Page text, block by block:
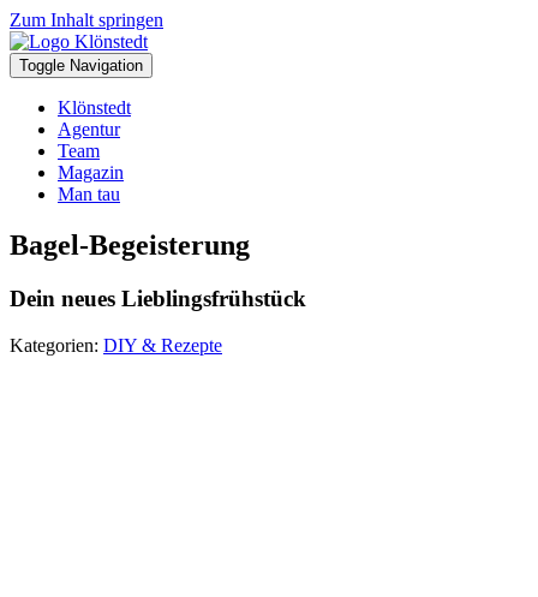
Zum Inhalt springen
Toggle Navigation
Klönstedt
Agentur
Team
Magazin
Man tau
Bagel-Begeisterung
Dein neues Lieblingsfrühstück
Kategorien: DIY & Rezepte